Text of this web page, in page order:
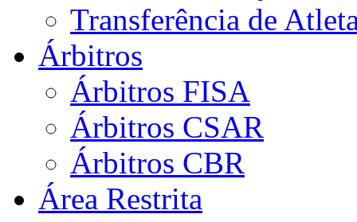
Transferência de
Árbitros
Árbitros FISA
Árbitros CSAR
Árbitros CBR
Área Restrita